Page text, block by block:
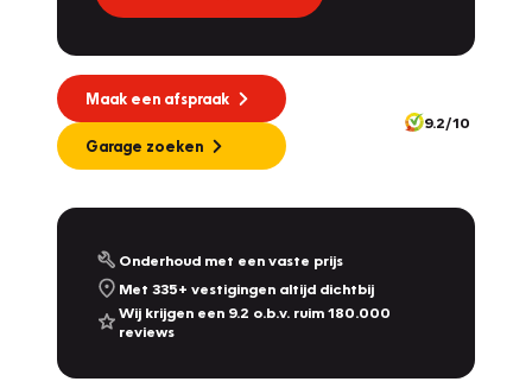
Maak een afspraak
Garage zoeken
9.2/10
Onderhoud met een vaste prijs
Met 335+ vestigingen altijd dichtbij
Wij krijgen een 9.2 o.b.v. ruim 180.000
reviews